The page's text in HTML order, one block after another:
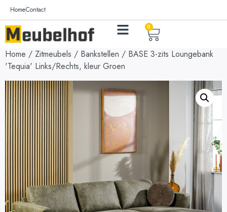
HomeContact
0
Home / Zitmeubels / Bankstellen / BASE 3-zits Loungebank
'Tequia' Links/Rechts, kleur Groen